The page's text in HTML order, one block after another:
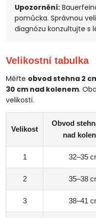
Upozornění:
pomůcka. Správnou
diagnózu konzultujte s
Velikostní tabulka
Měřte obvod stehna 2
30 cm nad kolenem.
velikosti.
Velikost
Obvod
nad
1 32–35
2 35–38
3 38–41